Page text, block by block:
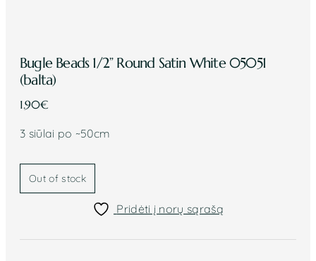
Bugle Beads 1/2” Round Satin White 05051
(balta)
1.90€
3 siūlai po ~50cm
Out of stock
Pridėti į norų sąrašą